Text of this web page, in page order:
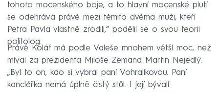
tohoto mocenského boje, a to hlavní mocenské plutí
se odehrává právě mezi těmito dvěma muži, kteří
Petra Pavla vlastně zrodili,“ podělil se o svou teorii
politolog.
Právě Kolář má podle Valeše mnohem větší moc, než
míval za prezidenta Miloše Zemana Martin Nejedlý.
„Byl to on, kdo si vybral paní Vohralíkovou. Paní
kancléřka nemá úplně čistý stůl. I její bývalí